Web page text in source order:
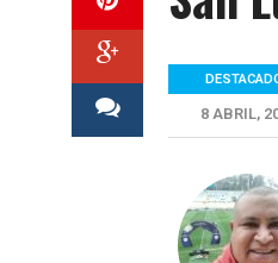
8 ABRIL,